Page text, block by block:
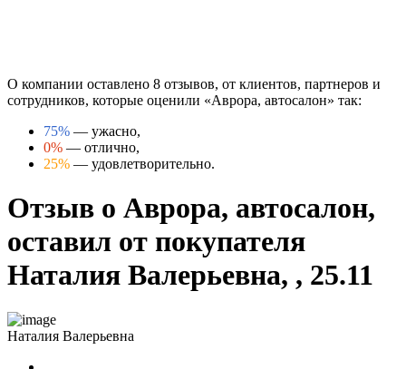
О компании оставлено 8 отзывов, от клиентов, партнеров и
сотрудников, которые оценили «Аврора, автосалон» так:
75% — ужасно,
0% — отлично,
25% — удовлетворительно.
Отзыв о Аврора, автосалон,
оставил от покупателя
Наталия Валерьевна, , 25.11
Наталия Валерьевна